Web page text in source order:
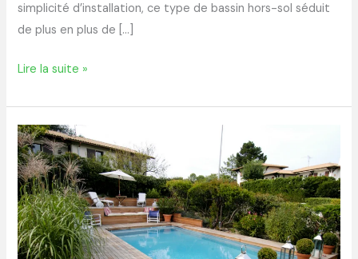
simplicité d’installation, ce type de bassin hors-sol séduit
de plus en plus de […]
Lire la suite »
Piscine
bois
hors-
sol :
avantages
et